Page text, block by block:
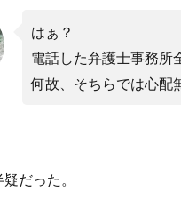
はぁ？
電話した弁護士事務所
何故、そちらでは心配
だった。